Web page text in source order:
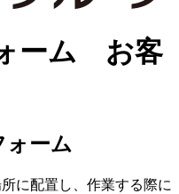
ーム お客
ォーム
に配置し、作業する際に